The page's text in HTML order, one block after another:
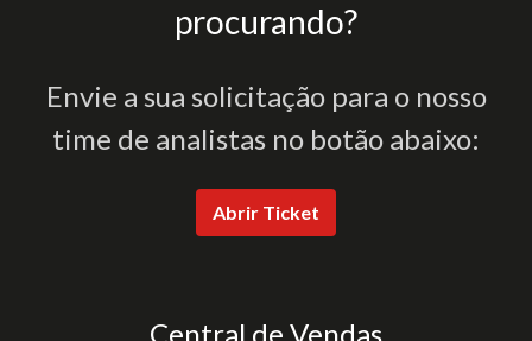
procurando?
Envie a sua solicitação para o nosso
time de analistas no botão abaixo:
Abrir Ticket
Central de Vendas